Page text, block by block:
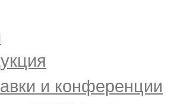
и конференции